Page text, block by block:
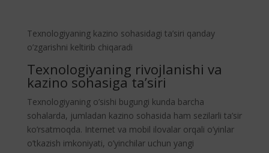
Texnologiyaning kazino sohasidagi ta’siri qanday
o’zgarishni keltirib chiqaradi
Texnologiyaning rivojlanishi va
kazino sohasiga ta’siri
Texnologiyaning o’sishi bugungi kunda barcha
sohalarda, jumladan kazino sohasida ham sezilarli ta’sir
ko’rsatmoqda. Internet va mobil ilovalar orqali o’yinlar
o’tkazish imkoniyati, o’yinchilar uchun yangi